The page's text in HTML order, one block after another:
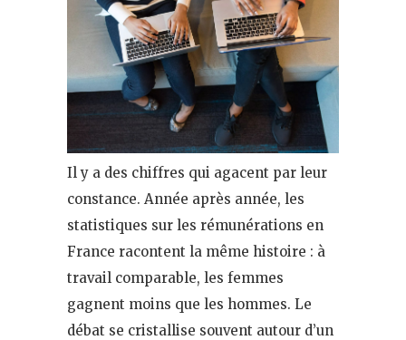
Il y a des chiffres qui agacent par leur
constance. Année après année, les
statistiques sur les rémunérations en
France racontent la même histoire : à
travail comparable, les femmes
gagnent moins que les hommes. Le
débat se cristallise souvent autour d’un